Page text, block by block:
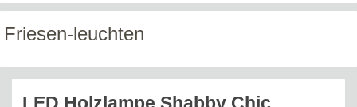
Friesen-leuchten